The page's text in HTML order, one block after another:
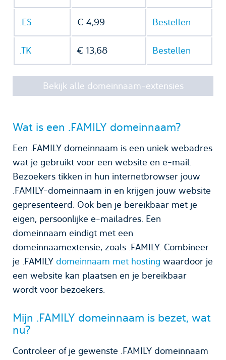
.ES € 4,99 Bestellen
.TK € 13,68 Bestellen
Bekijk alle domeinnaam-extensies
Wat is een .FAMILY domeinnaam?
Een .FAMILY domeinnaam is een uniek webadres
wat je gebruikt voor een website en e-mail.
Bezoekers tikken in hun internetbrowser jouw
.FAMILY-domeinnaam in en krijgen jouw website
gepresenteerd. Ook ben je bereikbaar met je
eigen, persoonlijke e-mailadres. Een
domeinnaam eindigt met een
domeinnaamextensie, zoals .FAMILY. Combineer
je .FAMILY domeinnaam met hosting waardoor je
een website kan plaatsen en je bereikbaar
wordt voor bezoekers.
Mijn .FAMILY domeinnaam is bezet, wat
nu?
Controleer of je gewenste .FAMILY domeinnaam